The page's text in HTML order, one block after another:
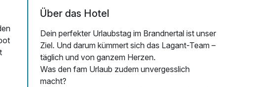
Über das Hotel
Dein perfekter Urlaubstag im Brandnertal ist unser
Ziel. Und darum kümmert sich das Lagant-Team –
täglich und von ganzem Herzen.
Was den fam Urlaub zudem unvergesslich
macht?